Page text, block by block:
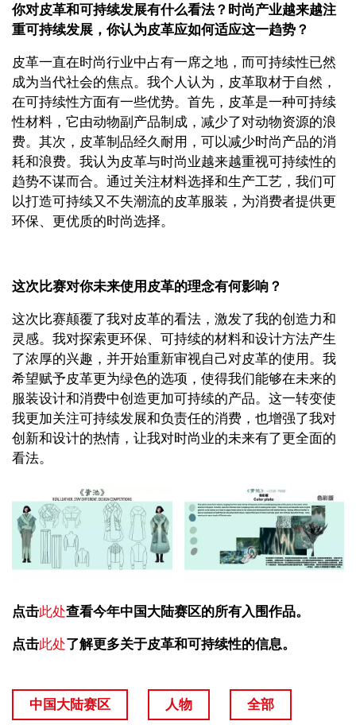
你对皮革和可持续发展有什么看法？时尚产业越来越注
重可持续发展，你认为皮革应如何适应这一趋势？
皮革一直在时尚行业中占有一席之地，而可持续性已然
成为当代社会的焦点。我个人认为，皮革取材于自然，
在可持续性方面有一些优势。首先，皮革是一种可持续
性材料，它由动物副产品制成，减少了对动物资源的浪
费。其次，皮革制品经久耐用，可以减少时尚产品的消
耗和浪费。我认为皮革与时尚业越来越重视可持续性的
趋势不谋而合。通过关注材料选择和生产工艺，我们可
以打造可持续又不失潮流的皮革服装，为消费者提供更
环保、更优质的时尚选择。
这次比赛对你未来使用皮革的理念有何影响？
这次比赛颠覆了我对皮革的看法，激发了我的创造力和
灵感。我对探索更环保、可持续的材料和设计方法产生
了浓厚的兴趣，并开始重新审视自己对皮革的使用。我
希望赋予皮革更为绿色的选项，使得我们能够在未来的
服装设计和消费中创造更加可持续的产品。这一转变使
我更加关注可持续发展和负责任的消费，也增强了我对
创新和设计的热情，让我对时尚业的未来有了更全面的
看法。
点击此处查看今年中国大陆赛区的所有入围作品。
点击此处了解更多关于皮革和可持续性的信息。
中国大陆赛区 人物 全部